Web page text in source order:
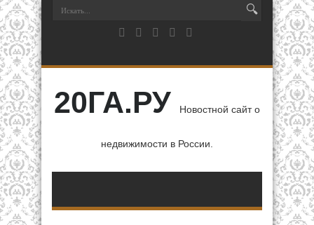
20ГА.РУ Новостной сайт о
недвижимости в России.